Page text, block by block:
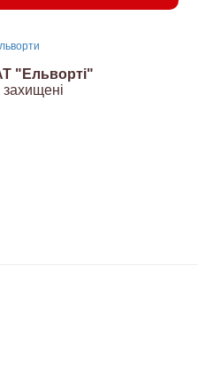
"Ельворті"
захищені